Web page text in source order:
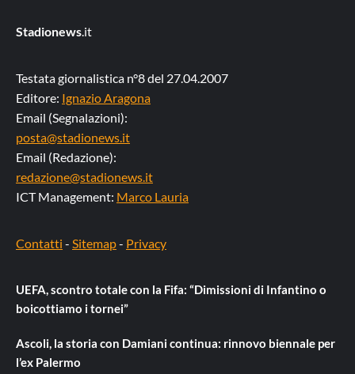
Stadionews.it
Testata giornalistica n°8 del 27.04.2007
Editore: Ignazio Aragona
Email (Segnalazioni):
posta@stadionews.it
Email (Redazione):
redazione@stadionews.it
ICT Management: Marco Lauria
Contatti - Sitemap- Privacy
UEFA, scontro totale con la Fifa: “Dimissioni di Infantino o
boicottiamo i tornei”
Ascoli, la storia con Damiani continua: rinnovo biennale per
l’ex Palermo